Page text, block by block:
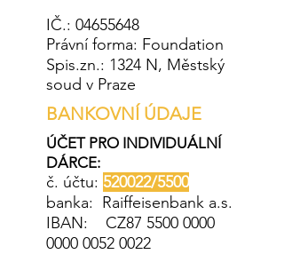
IČ.: 04655648
Právní forma: Foundation
Spis.zn.: 1324 N, Městský
soud v Praze
BANKOVNÍ ÚDAJE
ÚČET PRO INDIVIDUÁLNÍ
DÁRCE:
č. účtu: 520022/5500
banka: Raiffeisenbank a.s.
IBAN: CZ87 5500 0000
0000 0052 0022